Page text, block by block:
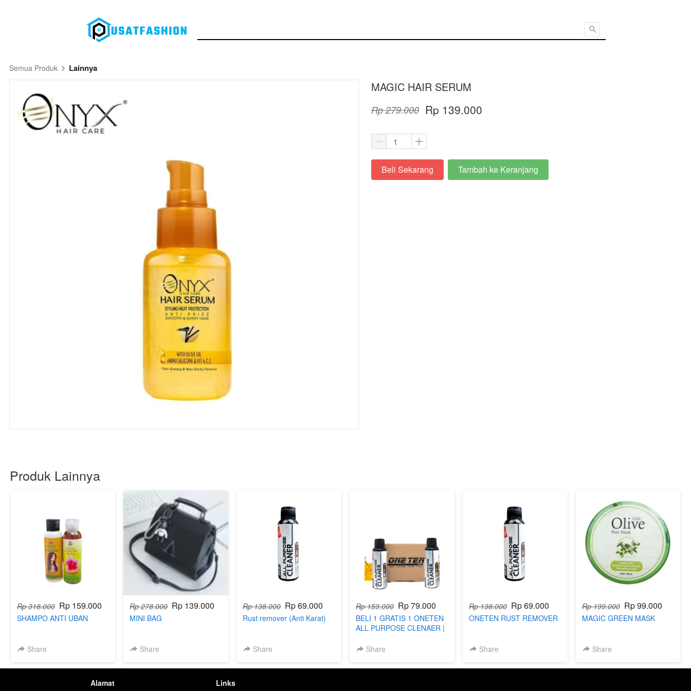
Semua Produk Lainnya
MAGIC HAIR SERUM
Rp 279.000 Rp 139.000
`Beli Sekarang `
Tambah ke Keranjang
Produk Lainnya
Rp 318.000 Rp 159.000
SHAMPO ANTI UBAN
Share
Rp 278.000 Rp 139.000
MINI BAG
Share
Rp 138.000 Rp 69.000
Rust remover (Anti Karat)
Share
Rp 159.000 Rp 79.000
BELI 1 GRATIS 1 ONETEN
ALL PURPOSE CLENAER |
Share
Rp 138.000 Rp 69.000
ONETEN RUST REMOVER
Share
Rp 199.000 Rp 99.000
MAGIC GREEN MASK
Share
Alamat Links